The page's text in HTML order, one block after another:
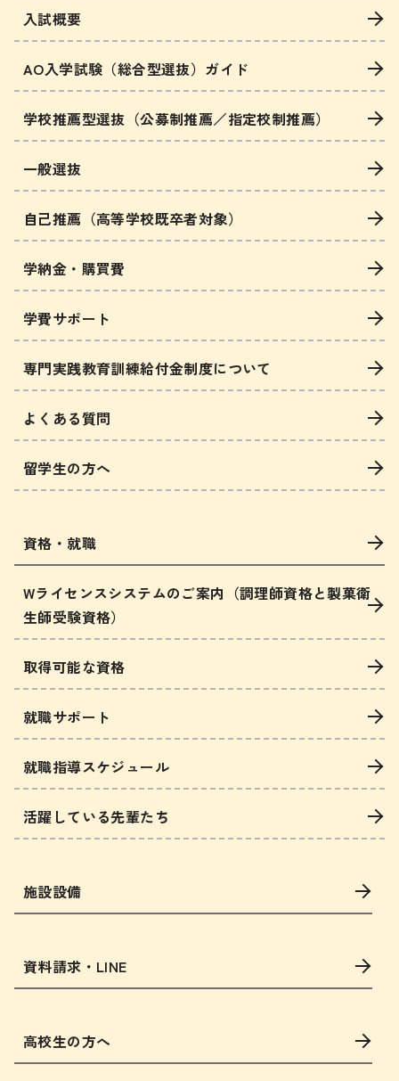
入試概要
AO入学試験（総合型選抜）ガイド
学校推薦型選抜（公募制推薦／指定校制推薦）
一般選抜
自己推薦（高等学校既卒者対象）
学納金・購買費
学費サポート
専門実践教育訓練給付金制度について
よくある質問
留学生の方へ
資格・就職
Wライセンスシステムのご案内（調理師資格と製菓衛
生師受験資格）
取得可能な資格
就職サポート
就職指導スケジュール
活躍している先輩たち
施設設備
資料請求・LINE
高校生の方へ